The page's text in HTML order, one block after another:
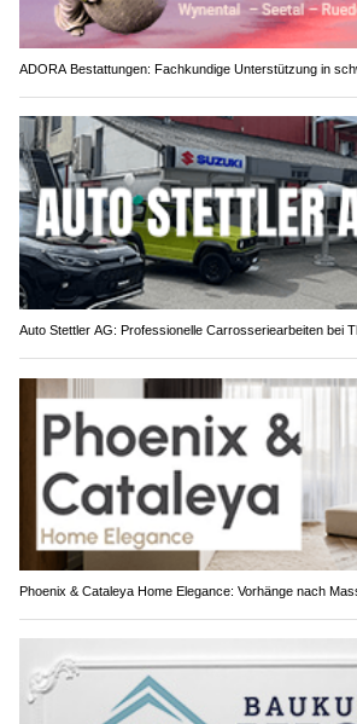
ADORA Bestattungen: Fachkundige Unterstützung in
Auto Stettler AG: Professionelle Carrosseriearbeiten bei
Phoenix & Cataleya Home Elegance: Vorhänge nach